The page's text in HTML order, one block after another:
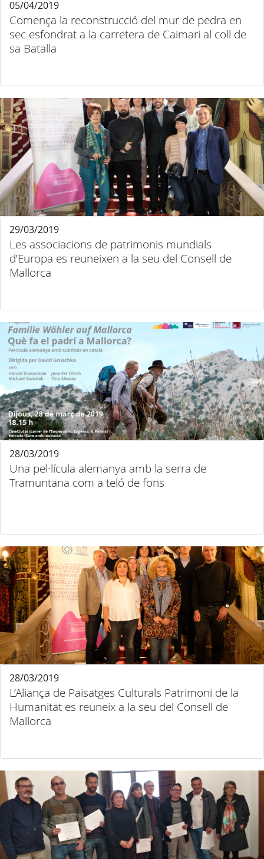
Comença la reconstrucció del mur de pedra en
sec esfondrat a la carretera de Caimari al coll de
sa Batalla
05/04/2019
Les associacions de patrimonis mundials
d’Europa es reuneixen a la seu del Consell de
Mallorca
29/03/2019
Una pel·lícula alemanya amb la serra de
Tramuntana com a teló de fons
28/03/2019
L’Aliança de Paisatges Culturals Patrimoni de la
Humanitat es reuneix a la seu del Consell de
Mallorca
28/03/2019